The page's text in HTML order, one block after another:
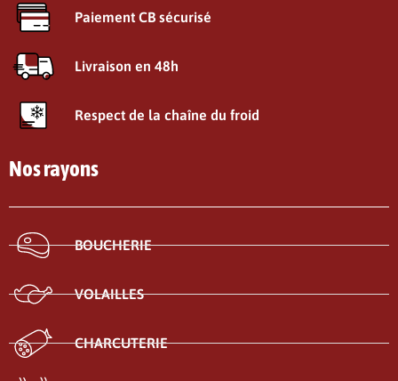
Paiement CB sécurisé
Livraison en 48h
Respect de la chaîne du froid
Nos rayons
BOUCHERIE
VOLAILLES
CHARCUTERIE